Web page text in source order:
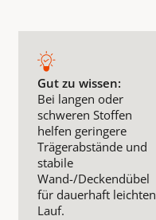
Gut zu wissen:
Bei langen oder
schweren Stoffen
helfen geringere
Trägerabstände und
stabile
Wand-/Deckendübel
für dauerhaft leichten
Lauf.